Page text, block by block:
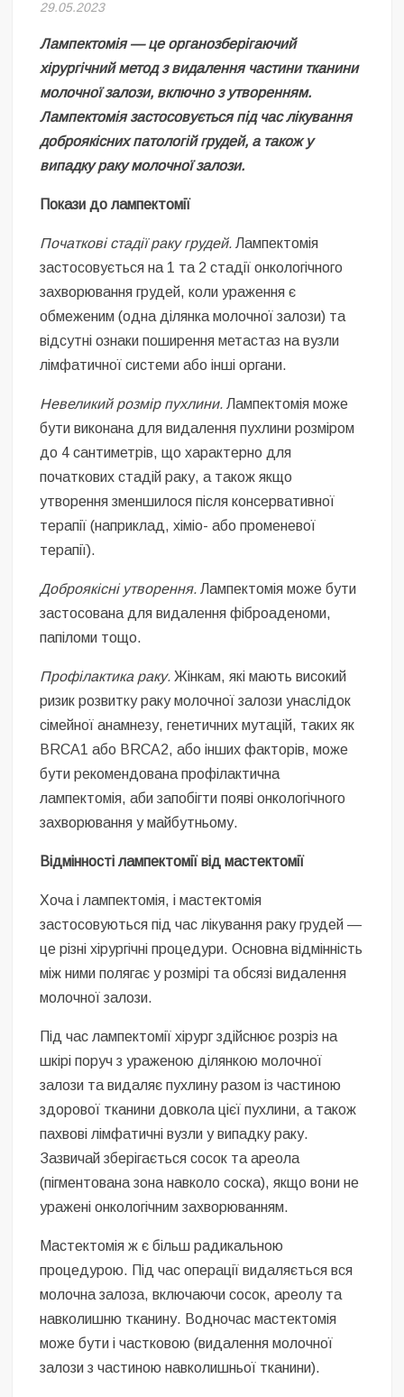
Безугла закликає валити Сирського
Світові бренди одягу та взуття: розвиток ринку та вплив на
сучасну моду
Командувач ВМС Неїжпапа закликав не дестабілізувати ситуацію
навколо керівництва армії
29.05.2023
Лампектомія — це органозберігаючий
хірургічний метод з видалення частини тканини
молочної залози, включно з утворенням.
Лампектомія застосовується під час лікування
доброякісних патологій грудей, а також у
випадку раку молочної залози.
Покази до лампектомії
Початкові стадії раку грудей. Лампектомія
застосовується на 1 та 2 стадії онкологічного
захворювання грудей, коли ураження є
обмеженим (одна ділянка молочної залози) та
відсутні ознаки поширення метастаз на вузли
лімфатичної системи або інші органи.
Невеликий розмір пухлини. Лампектомія може
бути виконана для видалення пухлини розміром
до 4 сантиметрів, що характерно для
початкових стадій раку, а також якщо
утворення зменшилося після консервативної
терапії (наприклад, хіміо- або променевої
терапії).
Доброякісні утворення. Лампектомія може бути
застосована для видалення фіброаденоми,
папіломи тощо.
Профілактика раку. Жінкам, які мають високий
ризик розвитку раку молочної залози унаслідок
сімейної анамнезу, генетичних мутацій, таких як
BRCA1 або BRCA2, або інших факторів, може
бути рекомендована профілактична
лампектомія, аби запобігти появі онкологічного
захворювання у майбутньому.
Відмінності лампектомії від мастектомії
Хоча і лампектомія, і мастектомія
застосовуються під час лікування раку грудей —
це різні хірургічні процедури. Основна відмінність
між ними полягає у розмірі та обсязі видалення
молочної залози.
Під час лампектомії хірург здійснює розріз на
шкірі поруч з ураженою ділянкою молочної
залози та видаляє пухлину разом із частиною
здорової тканини довкола цієї пухлини, а також
пахвові лімфатичні вузли у випадку раку.
Зазвичай зберігається сосок та ареола
(пігментована зона навколо соска), якщо вони не
уражені онкологічним захворюванням.
Мастектомія ж є більш радикальною
процедурою. Під час операції видаляється вся
молочна залоза, включаючи сосок, ареолу та
навколишню тканину. Водночас мастектомія
може бути і частковою (видалення молочної
залози з частиною навколишньої тканини).